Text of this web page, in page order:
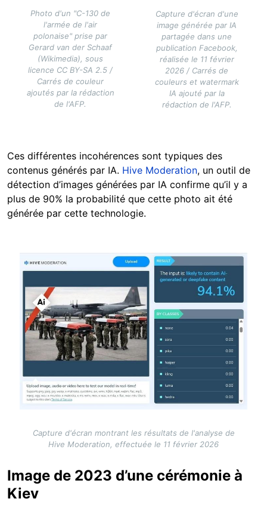
Photo d'un "C-130 de
l'armée de l'air
polonaise" prise par
Gerard van der Schaaf
(Wikimedia), sous
licence CC BY-SA 2.5 /
Carrés de couleur
ajoutés par la rédaction
de l'AFP.
Capture d'écran d'une
image générée par IA
partagée dans une
publication Facebook,
réalisée le 11 février
2026 / Carrés de
couleurs et watermark
IA ajouté par la
rédaction de l'AFP.
Ces différentes incohérences sont typiques des
contenus générés par IA. Hive Moderation, un outil de
détection d’images générées par IA confirme qu’il y a
plus de 90% la probabilité que cette photo ait été
générée par cette technologie.
Image
Capture d'écran montrant les résultats de l'analyse de
Hive Moderation, effectuée le 11 février 2026
Image de 2023 d’une cérémonie à
Kiev